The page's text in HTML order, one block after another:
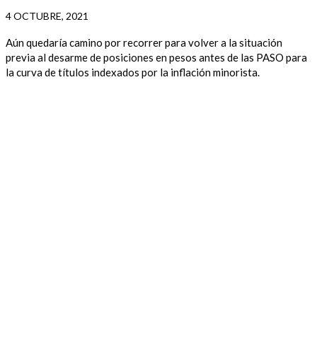
4 OCTUBRE, 2021
Aún quedaría camino por recorrer para volver a la situación
previa al desarme de posiciones en pesos antes de las PASO para
la curva de títulos indexados por la inflación minorista.